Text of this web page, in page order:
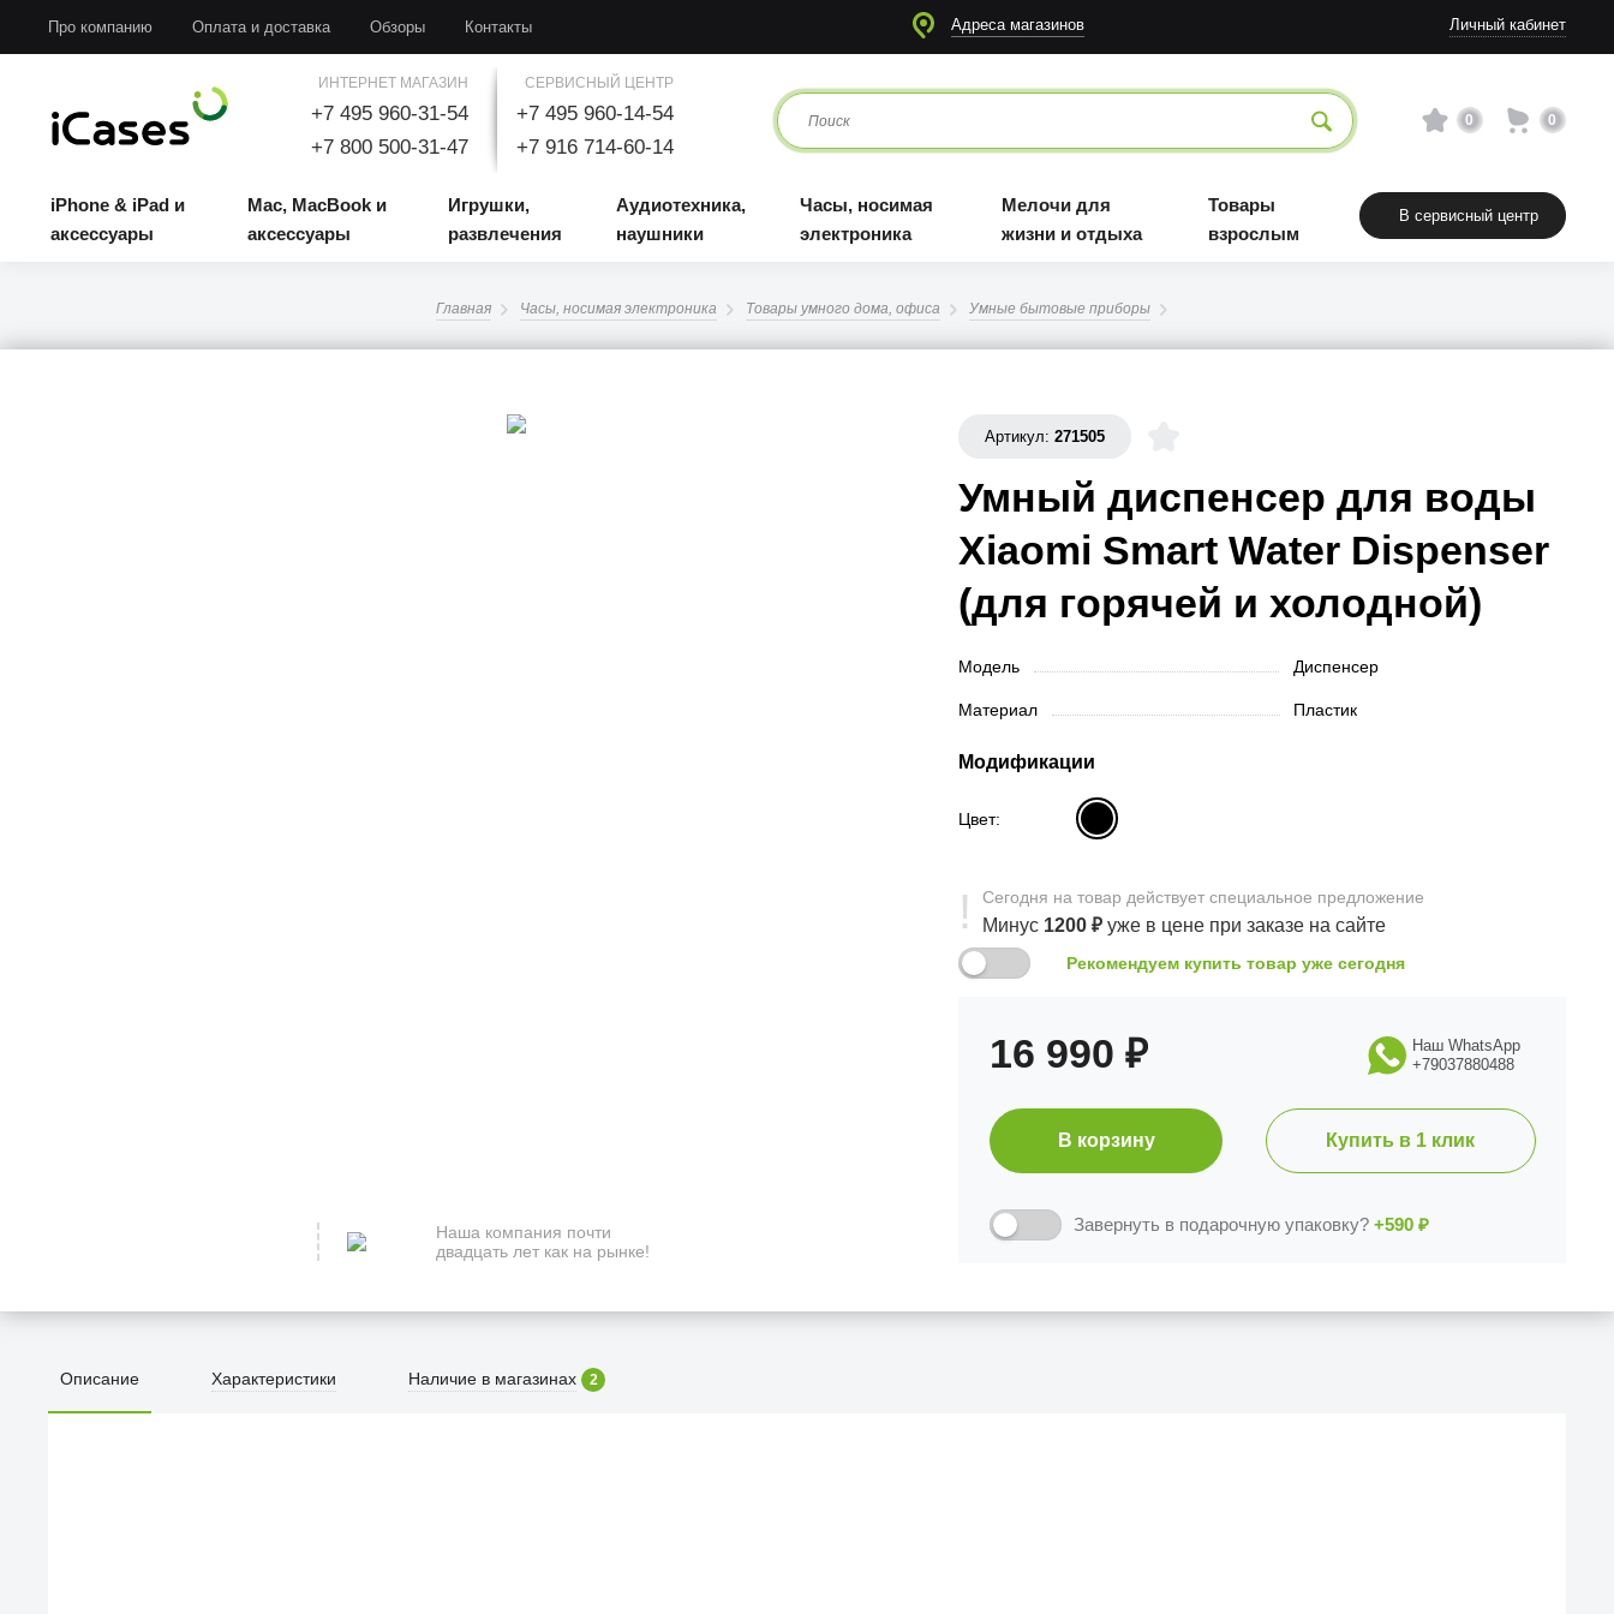
Про компанию Оплата и доставка Обзоры Контакты Адреса магазинов Личный кабинет
ИНТЕРНЕТ МАГАЗИН
+7 495 960-31-54
+7 800 500-31-47
СЕРВИСНЫЙ ЦЕНТР
+7 495 960-14-54
+7 916 714-60-14
0 0
iPhone & iPad и
аксессуары
Mac, MacBook и
аксессуары
Игрушки,
развлечения
Аудиотехника,
наушники
Часы, носимая
электроника
Мелочи для
жизни и отдыха
Товары
взрослым
В сервисный центр
Главная Часы, носимая электроника Товары умного дома, офиса Умные бытовые приборы
Артикул:271505
Умный диспенсер для воды
Xiaomi Smart Water Dispenser
(для горячей и холодной)
Модель Диспенсер
Материал Пластик
Модификации
Цвет:
Сегодня на товар действует специальное предложение
Минус 1200₽ уже в цене при заказе на сайте
Рекомендуем купить товар уже сегодня
16 990 ₽
Наш WhatsApp
+79037880488
В корзину Купить в 1 клик
Завернуть в подарочную упаковку? +590 ₽
Наша компания почти
двадцать лет как на рынке!
Описание Характеристики Наличие в магазинах 2